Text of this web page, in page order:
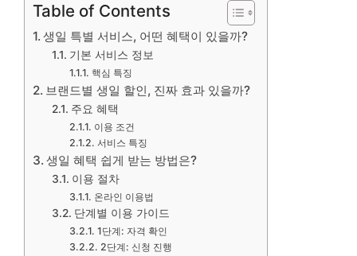
Table of Contents
생일 특별 서비스, 어떤 혜택이 있을까?
기본 서비스 정보
핵심 특징
브랜드별 생일 할인, 진짜 효과 있을까?
주요 혜택
이용 조건
서비스 특징
생일 혜택 쉽게 받는 방법은?
이용 절차
온라인 이용법
단계별 이용 가이드
1단계: 자격 확인
2단계: 신청 진행